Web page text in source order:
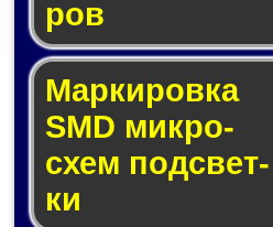
ров
Маркировка
SMD мик­ро­
схем под­свет­
ки